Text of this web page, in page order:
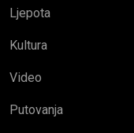
Ljepota
Kultura
Video
Putovanja